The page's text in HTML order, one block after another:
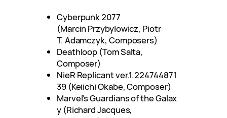
Cyberpunk 2077
(Marcin Przybylowicz, Piotr
T. Adamczyk, Composers)
Deathloop (Tom Salta,
Composer)
NieR Replicant ver.1.224744871
39 (Keiichi Okabe, Composer)
Marvel’s Guardians of the Galax
y (Richard Jacques,